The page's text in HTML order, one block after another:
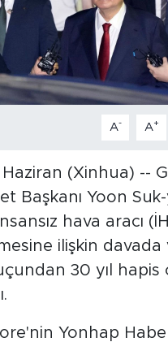
A- A+
Haziran (Xinhua) --
Başkanı Yoon
hava aracı
ilişkin davada
30 yıl hapis
Yonhap Haber
Türkiye